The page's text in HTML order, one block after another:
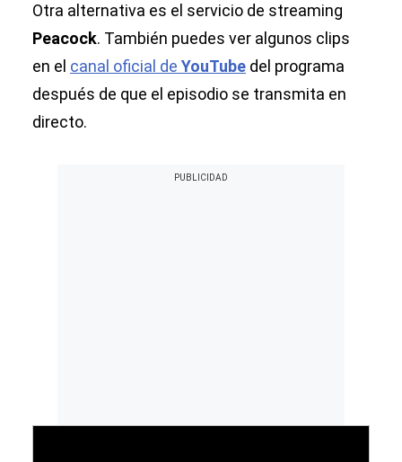
Otra alternativa es el servicio de streaming
Peacock. También puedes ver algunos clips
en el canal oficial de YouTube del programa
después de que el episodio se transmita en
directo.